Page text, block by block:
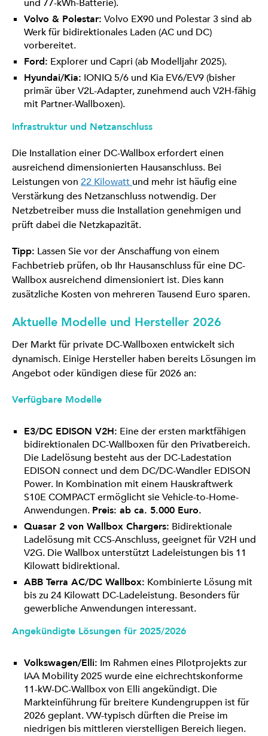
und 77-kWh-Batterie).
Volvo & Polestar: Volvo EX90 und Polestar 3 sind ab
Werk für bidirektionales Laden (AC und DC)
vorbereitet.
Ford: Explorer und Capri (ab Modelljahr 2025).
Hyundai/Kia: IONIQ 5/6 und Kia EV6/EV9 (bisher
primär über V2L-Adapter, zunehmend auch V2H-fähig
mit Partner-Wallboxen).
Infrastruktur und Netzanschluss
Die Installation einer DC-Wallbox erfordert einen
ausreichend dimensionierten Hausanschluss. Bei
Leistungen von 22 Kilowatt und mehr ist häufig eine
Verstärkung des Netzanschluss notwendig. Der
Netzbetreiber muss die Installation genehmigen und
prüft dabei die Netzkapazität.
Tipp: Lassen Sie vor der Anschaffung von einem
Fachbetrieb prüfen, ob Ihr Hausanschluss für eine DC-
Wallbox ausreichend dimensioniert ist. Dies kann
zusätzliche Kosten von mehreren Tausend Euro sparen.
Aktuelle Modelle und Hersteller 2026
Der Markt für private DC-Wallboxen entwickelt sich
dynamisch. Einige Hersteller haben bereits Lösungen im
Angebot oder kündigen diese für 2026 an:
Verfügbare Modelle
E3/DC EDISON V2H: Eine der ersten marktfähigen
bidirektionalen DC-Wallboxen für den Privatbereich.
Die Ladelösung besteht aus der DC-Ladestation
EDISON connect und dem DC/DC-Wandler EDISON
Power. In Kombination mit einem Hauskraftwerk
S10E COMPACT ermöglicht sie Vehicle-to-Home-
Anwendungen. Preis: ab ca. 5.000 Euro.
Quasar 2 von Wallbox Chargers: Bidirektionale
Ladelösung mit CCS-Anschluss, geeignet für V2H und
V2G. Die Wallbox unterstützt Ladeleistungen bis 11
Kilowatt bidirektional.
ABB Terra AC/DC Wallbox: Kombinierte Lösung mit
bis zu 24 Kilowatt DC-Ladeleistung. Besonders für
gewerbliche Anwendungen interessant.
Angekündigte Lösungen für 2025/2026
Volkswagen/Elli: Im Rahmen eines Pilotprojekts zur
IAA Mobility 2025 wurde eine eichrechtskonforme
11-kW-DC-Wallbox von Elli angekündigt. Die
Markteinführung für breitere Kundengruppen ist für
2026 geplant. VW-typisch dürften die Preise im
niedrigen bis mittleren vierstelligen Bereich liegen.